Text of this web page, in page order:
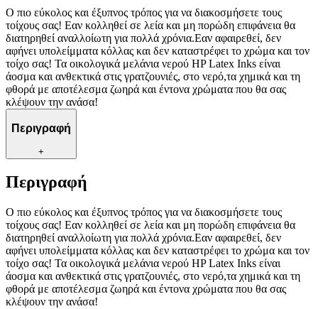
Ο πιο εύκολος και έξυπνος τρόπος για να διακοσμήσετε τους
τοίχους σας! Εαν κολληθεί σε λεία και μη πορώδη επιφάνεια θα
διατηρηθεί αναλλοίωτη για πολλά χρόνια.Εαν αφαιρεθεί, δεν
αφήνει υπολείμματα κόλλας και δεν καταστρέφει το χρώμα και τον
τοίχο σας! Τα οικολογικά μελάνια νερού HP Latex Inks είναι
άοσμα και ανθεκτικά στις γρατζουνιές, στο νερό,τα χημικά και τη
φθορά με αποτέλεσμα ζωηρά και έντονα χρώματα που θα σας
κλέψουν την ανάσα!
Περιγραφή
+
Περιγραφή
Ο πιο εύκολος και έξυπνος τρόπος για να διακοσμήσετε τους
τοίχους σας! Εαν κολληθεί σε λεία και μη πορώδη επιφάνεια θα
διατηρηθεί αναλλοίωτη για πολλά χρόνια.Εαν αφαιρεθεί, δεν
αφήνει υπολείμματα κόλλας και δεν καταστρέφει το χρώμα και τον
τοίχο σας! Τα οικολογικά μελάνια νερού HP Latex Inks είναι
άοσμα και ανθεκτικά στις γρατζουνιές, στο νερό,τα χημικά και τη
φθορά με αποτέλεσμα ζωηρά και έντονα χρώματα που θα σας
κλέψουν την ανάσα!